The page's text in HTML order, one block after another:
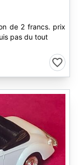
de 2 francs. prix
pas du tout